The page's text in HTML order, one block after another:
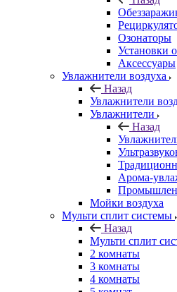
Озонаторы
Установки
Аксессуары
Увлажнители воздуха
Назад
Увлажнители
Увлажнители
Назад
Арома-
Мойки воздуха
Мульти сплит системы
Назад
Мульти сплит
2 комнаты
3 комнаты
4 комнаты